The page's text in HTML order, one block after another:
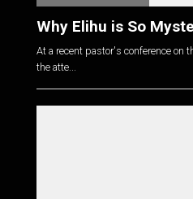
Why Elihu is So
At a recent pastor's conference on
the atte...